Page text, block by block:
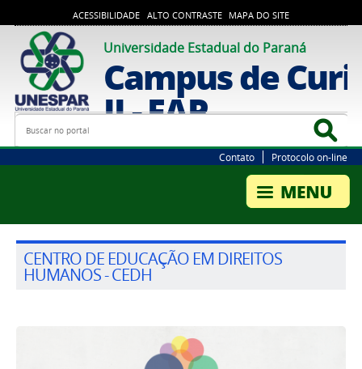
ACESSIBILIDADE ALTO CONTRASTE MAPA DO SITE
Universidade Estadual do Paraná
Campus de
II - FAP
Busca
Contato Protocolo on-line
CENTRO DE EDUCAÇÃO EM DIREITOS
HUMANOS - CEDH